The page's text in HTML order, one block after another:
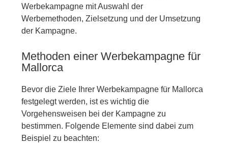
Werbekampagne mit Auswahl der
Werbemethoden, Zielsetzung und der Umsetzung
der Kampagne.
Methoden einer Werbekampagne für
Mallorca
Bevor die Ziele Ihrer Werbekampagne für Mallorca
festgelegt werden, ist es wichtig die
Vorgehensweisen bei der Kampagne zu
bestimmen. Folgende Elemente sind dabei zum
Beispiel zu beachten: